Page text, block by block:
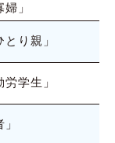
」
り親」
学生」